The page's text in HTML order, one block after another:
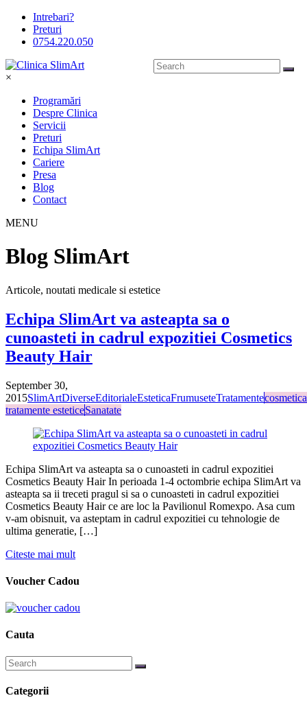
Intrebari?
Preturi
0754.220.050
×
Programări
Despre Clinica
Servicii
Preturi
Echipa SlimArt
Cariere
Presa
Blog
Contact
MENU
Blog SlimArt
Articole, noutati medicale si estetice
Echipa SlimArt va asteapta sa o
cunoasteti in cadrul expozitiei Cosmetics
Beauty Hair
September 30,
2015SlimArtDiverseEditorialeEsteticaFrumuseteTratamentecosmetica
tratamente esteticeSanatate
Echipa SlimArt va asteapta sa o cunoasteti in cadrul expozitiei
Cosmetics Beauty Hair In perioada 1-4 octombrie echipa SlimArt va
asteapta sa ii treceti pragul si sa o cunoasteti in cadrul expozitiei
Cosmetics Beauty Hair ce are loc la Pavilionul Romexpo. Asa cum
v-am obisnuit, va asteptam in cadrul expozitiei cu tehnologie de
ultima generatie, […]
Citeste mai mult
Voucher Cadou
Cauta
Categorii